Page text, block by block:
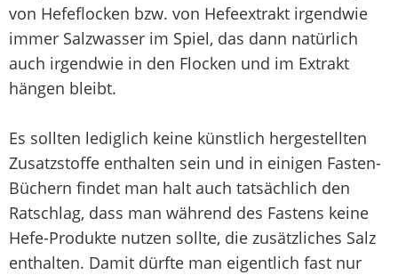
von Hefeflocken bzw. von Hefeextrakt irgendwie
immer Salzwasser im Spiel, das dann natürlich
auch irgendwie in den Flocken und im Extrakt
hängen bleibt.
Es sollten lediglich keine künstlich hergestellten
Zusatzstoffe enthalten sein und in einigen Fasten-
Büchern findet man halt auch tatsächlich den
Ratschlag, dass man während des Fastens keine
Hefe-Produkte nutzen sollte, die zusätzliches Salz
enthalten. Damit dürfte man eigentlich fast nur